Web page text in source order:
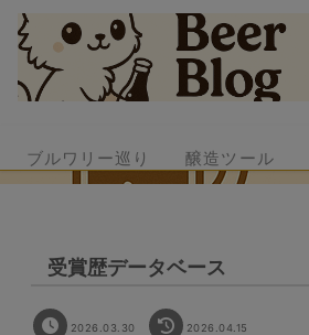
ブルワリー巡り 醸造ツール
受賞歴データベース
2026.03.30 2026.04.15